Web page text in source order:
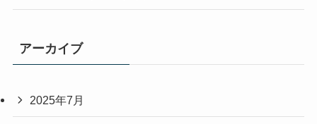
アーカイブ
2025年7月